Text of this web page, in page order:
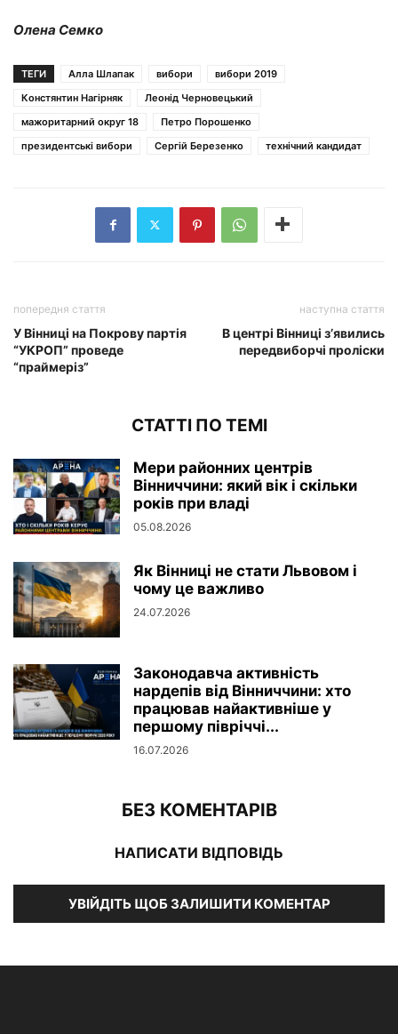
Олена Семко
ТЕГИ Алла Шлапак вибори
вибори 2019
Констянтин Нагірняк
Леонід Черновецький
мажоритарний округ 18
Петро Порошенко
президентські вибори
Сергій Березенко технічний кандидат
попередня стаття
У Вінниці на Покрову партія
“УКРОП” проведе
“праймеріз”
наступна стаття
В центрі Вінниці з’явились
передвиборчі проліски
СТАТТІ ПО ТЕМІ
Мери районних центрів
Вінниччини: який вік і скільки
років при владі
05.08.2026
Як Вінниці не стати Львовом і
чому це важливо
24.07.2026
Законодавча активність
нардепів від Вінниччини: хто
працював найактивніше у
першому півріччі...
16.07.2026
БЕЗ КОМЕНТАРІВ
НАПИСАТИ ВІДПОВІДЬ
УВІЙДІТЬ ЩОБ ЗАЛИШИТИ КОМЕНТАР